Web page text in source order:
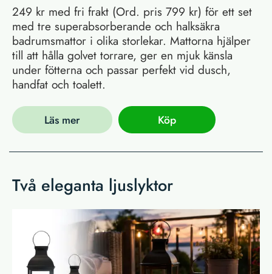
249 kr med fri frakt (Ord. pris 799 kr) för ett set
med tre superabsorberande och halksäkra
badrumsmattor i olika storlekar. Mattorna hjälper
till att hålla golvet torrare, ger en mjuk känsla
under fötterna och passar perfekt vid dusch,
handfat och toalett.
Läs mer Köp
Två eleganta ljuslyktor